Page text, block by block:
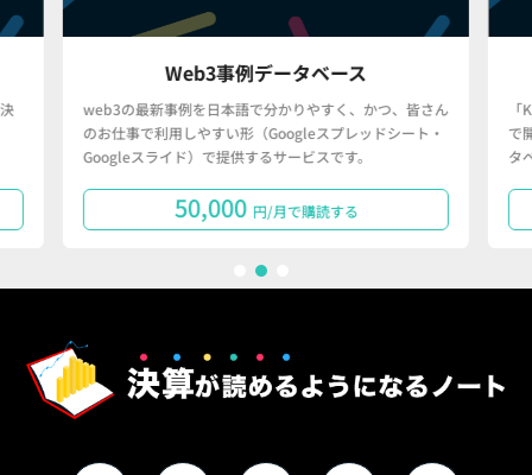
Web3事例データベース
web3の最新事例を日本語で分かりやすく、かつ、皆さん
のお仕事で利用しやすい形（Googleスプレッドシート・
Googleスライド）で提供するサービスです。
50,000 円/月で購読する
で
タ